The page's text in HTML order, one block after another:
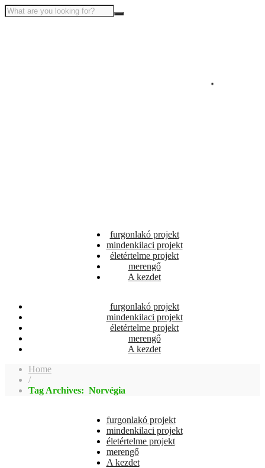
furgonlakó projekt
mindenkilaci projekt
életértelme projekt
merengő
A kezdet
furgonlakó projekt
mindenkilaci projekt
életértelme projekt
merengő
A kezdet
Home
/
Tag Archives: Norvégia
furgonlakó projekt
mindenkilaci projekt
életértelme projekt
merengő
A kezdet